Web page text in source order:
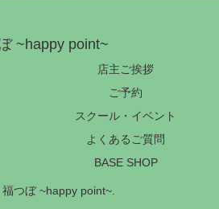
~happy point~
店主ご挨拶
ご予約
スクール・イベント
よくあるご質問
BASE SHOP
つぼ ~happy point~.